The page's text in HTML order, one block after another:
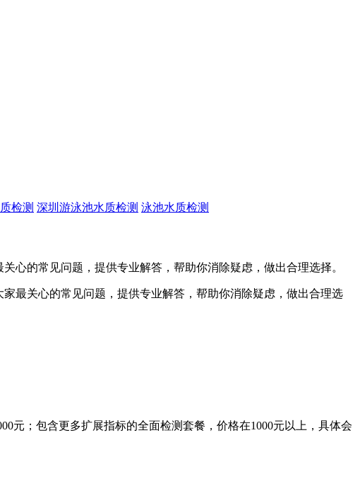
检测 深圳游泳池水质检测 泳池水质检测
心的常见问题，提供专业解答，帮助你消除疑虑，做出合理选择。
最关心的常见问题，提供专业解答，帮助你消除疑虑，做出合理选
；包含更多扩展指标的全面检测套餐，价格在1000元以上，具体会